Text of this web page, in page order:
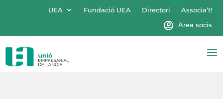
UEA Fundació UEA Directori
Associa’t!
Àrea socis